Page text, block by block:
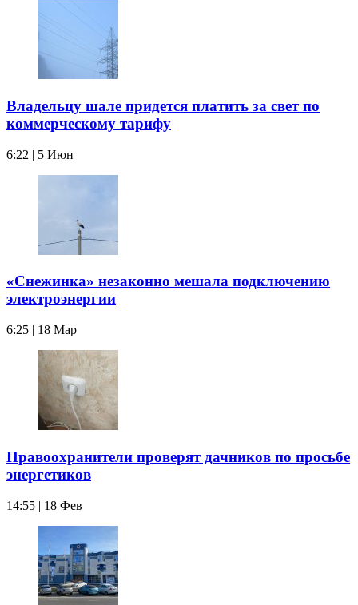
Владельцу шале придется платить за свет по
коммерческому тарифу
6:22 | 5 Июн
«Снежинка» незаконно мешала подключению
электроэнергии
6:25 | 18 Мар
Правоохранители проверят дачников по просьбе
энергетиков
14:55 | 18 Фев